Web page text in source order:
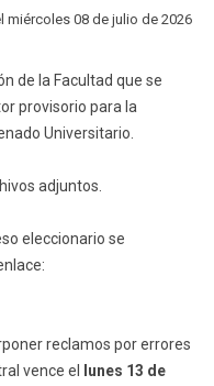
miércoles 08 de julio de 2026
de la Facultad que se
provisorio para la
Universitario.
adjuntos.
eleccionario se
reclamos por errores
vence el
lunes 13 de